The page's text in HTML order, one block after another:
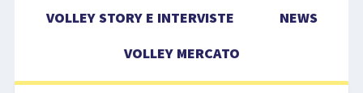
VOLLEY STORY E INTERVISTE
NEWS
VOLLEY MERCATO